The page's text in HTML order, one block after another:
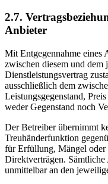
2.7.
Anbieter
Mit Entgegennahme eines
zwischen diesem und
Dienstleistungsvertrag
ausschließlich dem
Leistungsgegenstand,
weder Gegenstand noch
Der Betreiber übernimmt
Treuhänderfunktion
für Erfüllung, Mängel oder
Direktverträgen.
unmittelbar an den